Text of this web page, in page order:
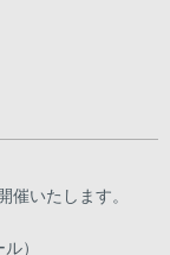
催いたします。
）